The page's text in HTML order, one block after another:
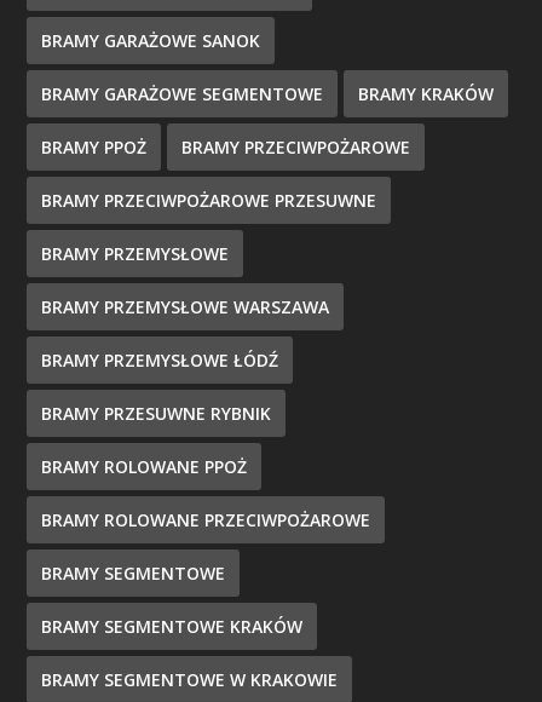
BRAMY GARAŻOWE SANOK
BRAMY GARAŻOWE SEGMENTOWE BRAMY KRAKÓW
BRAMY PPOŻ BRAMY PRZECIWPOŻAROWE
BRAMY PRZECIWPOŻAROWE PRZESUWNE
BRAMY PRZEMYSŁOWE
BRAMY PRZEMYSŁOWE WARSZAWA
BRAMY PRZEMYSŁOWE ŁÓDŹ
BRAMY PRZESUWNE RYBNIK
BRAMY ROLOWANE PPOŻ
BRAMY ROLOWANE PRZECIWPOŻAROWE
BRAMY SEGMENTOWE
BRAMY SEGMENTOWE KRAKÓW
BRAMY SEGMENTOWE W KRAKOWIE